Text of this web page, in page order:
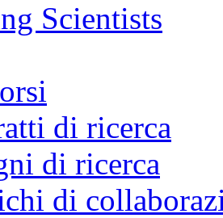
Scientists
di ricerca
di ricerca
di